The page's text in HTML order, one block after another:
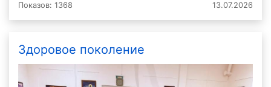
Показов: 1368 13.07.2026
Здоровое поколение